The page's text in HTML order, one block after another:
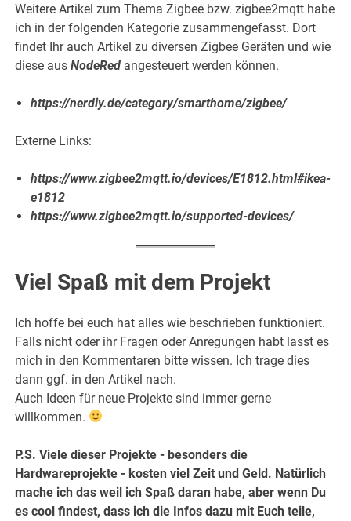
Weitere Artikel zum Thema Zigbee bzw. zigbee2mqtt habe
ich in der folgenden Kategorie zusammengefasst. Dort
findet Ihr auch Artikel zu diversen Zigbee Geräten und wie
diese ausNodeRed angesteuert werden können.
https://nerdiy.de/category/smarthome/zigbee/
Externe Links:
https://www.zigbee2mqtt.io/devices/E1812.html#ikea-
e1812
https://www.zigbee2mqtt.io/supported-devices/
Viel Spaß mit dem Projekt
Ich hoffe bei euch hat alles wie beschrieben funktioniert.
Falls nicht oder ihr Fragen oder Anregungen habt lasst es
mich in den Kommentaren bitte wissen. Ich trage dies
dann ggf. in den Artikel nach.
Auch Ideen für neue Projekte sind immer gerne
willkommen.
P.S. Viele dieser Projekte - besonders die
Hardwareprojekte - kosten viel Zeit und Geld. Natürlich
mache ich das weil ich Spaß daran habe, aber wenn Du
es cool findest, dass ich die Infos dazu mit Euch teile,